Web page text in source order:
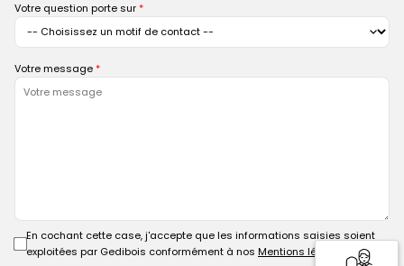
Votre question porte sur
Votre message
En cochant cette case, j'accepte que les informations saisies soient
exploitées par Gedibois conformément à nos Mentions légales